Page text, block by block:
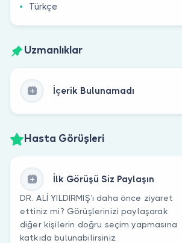
Türkçe
Uzmanlıklar
İçerik Bulunamadı
Hasta Görüşleri
İlk Görüşü Siz Paylaşın
DR. ALİ YILDIRMIŞ’ı daha önce ziyaret
ettiniz mi? Görüşlerinizi paylaşarak
diğer kişilerin doğru seçim yapmasına
katkıda bulunabilirsiniz.